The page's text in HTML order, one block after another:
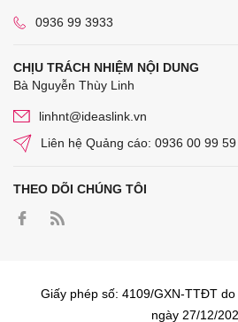
0936 99 3933
CHỊU TRÁCH NHIỆM NỘI DUNG
Bà Nguyễn Thùy Linh
linhnt@ideaslink.vn
Liên hệ Quảng cáo: 0936 00 99 59
THEO DÕI CHÚNG TÔI
Giấy phép số: 4109/GXN-TTĐT
ngày 27/12/